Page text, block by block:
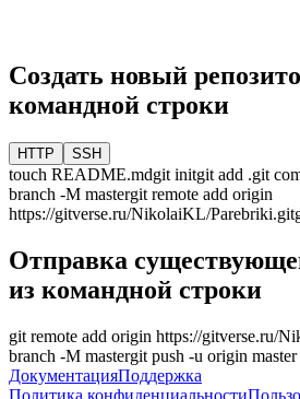
Создать новый
командной строки
HTTP SSH
touch README.mdgit initgit add .git
branch -M mastergit remote add origin
https://gitverse.ru/NikolaiKL/Parebriki.git
Отправка
из командной строки
git remote add origin https://gitverse.ru/
branch -M mastergit push -u origin master
ДокументацияПоддержка
Политика конфиденциальности